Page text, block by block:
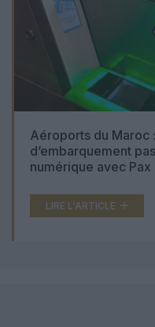
Aéroports du Maroc
d’embarquement
numérique avec Pax
LIRE L'ARTICLE